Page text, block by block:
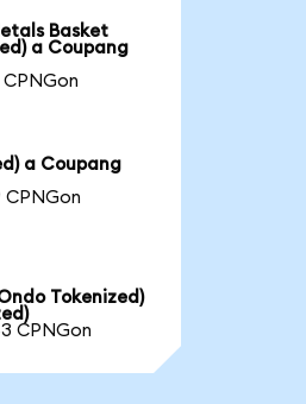
Basket
a Coupang
CPNGon
a Coupang
CPNGon
Tokenized)
CPNGon